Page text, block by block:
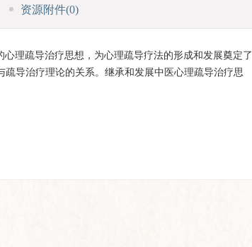
资源附件(0)
理疏导治疗思想，为心理疏导疗法的形成和发展奠定了
导治疗理论的关系。继承和发展中医心理疏导治疗思